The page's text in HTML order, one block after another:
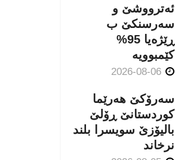
ئەترووشێ و
سەرسنكێ ب
ڕێژەیا 95%
كێمبوویە
سەرۆکێ هەرێما
کوردستانێ ڕۆلێ
بالیۆزێ سویسرا بلند
نرخاند